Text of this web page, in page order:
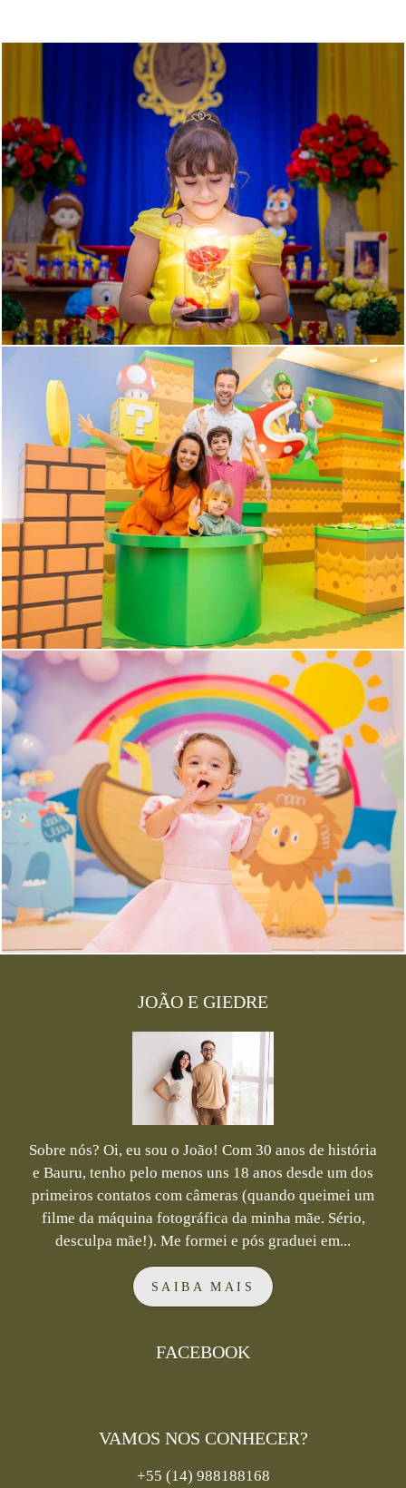
13213 8
590 0
0
JOÃO E GIEDRE
Sobre nós? Oi, eu sou o João! Com 30 anos de história
e Bauru, tenho pelo menos uns 18 anos desde um dos
primeiros contatos com câmeras (quando queimei um
filme da máquina fotográfica da minha mãe. Sério,
desculpa mãe!). Me formei e pós graduei em...
SAIBA MAIS
FACEBOOK
VAMOS NOS CONHECER?
+55 (14) 988188168